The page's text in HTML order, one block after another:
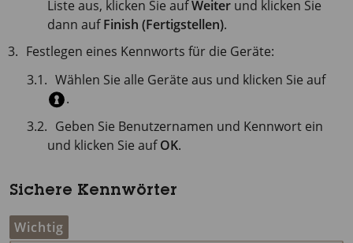
Liste aus, klicken Sie aufWeiter und klicken Sie
dann aufFinish (Fertigstellen).
Festlegen eines Kennworts für die Geräte:
Wählen Sie alle Geräte aus und klicken Sie auf
.
Geben Sie Benutzernamen und Kennwort ein
und klicken Sie aufOK.
Sichere Kennwörter
Wichtig